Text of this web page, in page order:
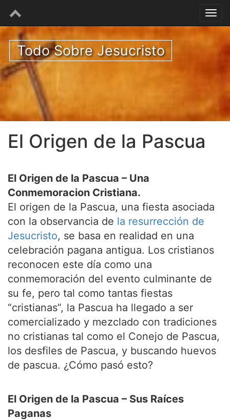
Todo Sobre Jesucristo
El Origen de la Pascua
El Origen de la Pascua – Una
Conmemoracion Cristiana.
El origen de la Pascua, una fiesta asociada
con la observancia de la resurrección de
Jesucristo, se basa en realidad en una
celebración pagana antigua. Los cristianos
reconocen este día como una
conmemoración del evento culminante de
su fe, pero tal como tantas fiestas
“cristianas”, la Pascua ha llegado a ser
comercializado y mezclado con tradiciones
no cristianas tal como el Conejo de Pascua,
los desfiles de Pascua, y buscando huevos
de pascua. ¿Cómo pasó esto?
El Origen de la Pascua – Sus Raíces
Paganas